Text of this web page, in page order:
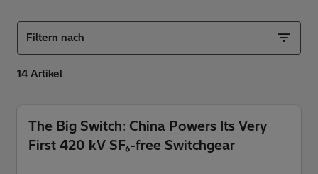
Filtern nach
The Big Switch: China Powers Its Very
First 420 kV SF₆-free Switchgear